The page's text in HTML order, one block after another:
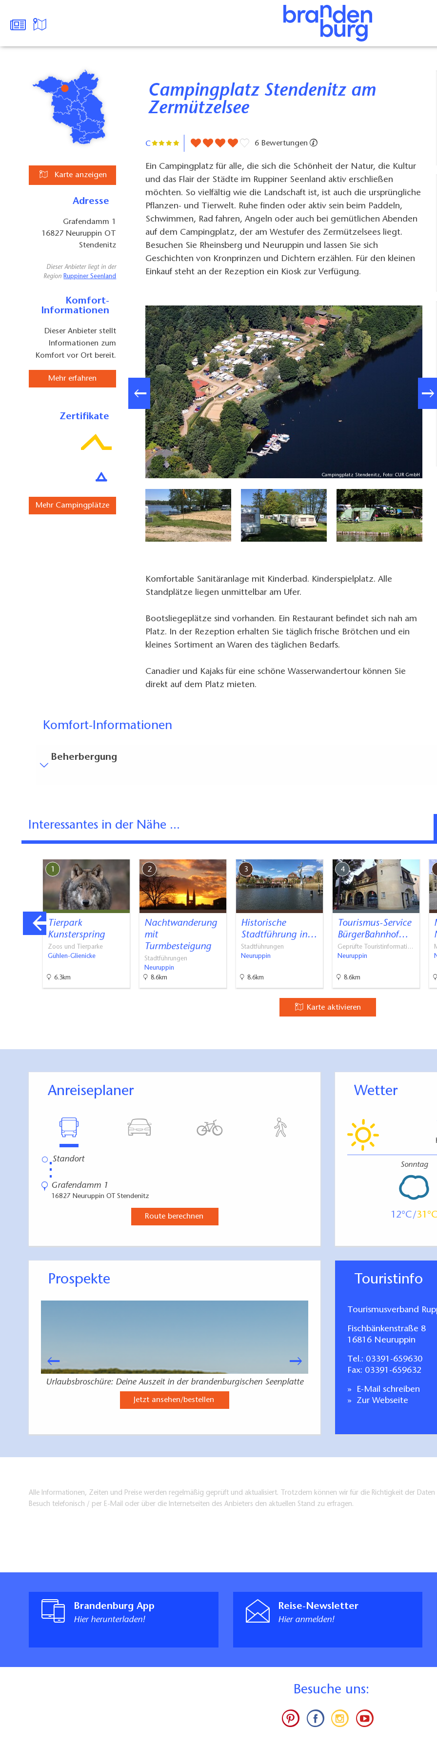
Karte anzeigen
Adresse
Grafendamm 1
16827 Neuruppin OT
Stendenitz
Dieser Anbieter liegt in der
Region Ruppiner Seenland
Komfort-
Informationen
Dieser Anbieter stellt
Informationen zum
Komfort vor Ort bereit.
Mehr erfahren
Zertifikate
Mehr Campingplätze
Campingplatz Stendenitz am
Zermützelsee
C 6 Bewertungen
Ein Campingplatz für alle, die sich die Schönheit der Natur, die Kultur
und das Flair der Städte im Ruppiner Seenland aktiv erschließen
möchten. So vielfältig wie die Landschaft ist, ist auch die ursprüngliche
Pflanzen- und Tierwelt. Ruhe finden oder aktiv sein beim Paddeln,
Schwimmen, Rad fahren, Angeln oder auch bei gemütlichen Abenden
auf dem Campingplatz, der am Westufer des Zermützelsees liegt.
Besuchen Sie Rheinsberg und Neuruppin und lassen Sie sich
Geschichten von Kronprinzen und Dichtern erzählen. Für den kleinen
Einkauf steht an der Rezeption ein Kiosk zur Verfügung.
Foto: CUR Camping GmbH, Lizenz: CUR Camping GmbH
Campingplatz Stendenitz, Foto: CUR GmbH
Komfortable Sanitäranlage mit Kinderbad. Kinderspielplatz. Alle
Standplätze liegen unmittelbar am Ufer.
Bootsliegeplätze sind vorhanden. Ein Restaurant befindet sich nah am
Platz. In der Rezeption erhalten Sie täglich frische Brötchen und ein
kleines Sortiment an Waren des täglichen Bedarfs.
Canadier und Kajaks für eine schöne Wasserwandertour können Sie
direkt auf dem Platz mieten.
Komfort-Informationen
Beherbergung
Badausstattung
Bodengleiche Dusche vorhanden
Interessantes in der Nähe ...
1
Tierpark
Kunsterspring
Zoos und Tierparke
Gühlen-Glienicke
6.3km
2
Nachtwanderung
mit
Turmbesteigung
Stadtführungen
Neuruppin
8.6km
3
Historische
Stadtführung in…
Stadtführungen
Neuruppin
8.6km
4
Tourismus-Service
BürgerBahnhof…
Geprüfte Touristinformati…
Neuruppin
8.6km
Karte aktivieren
Anreiseplaner
⋮
Grafendamm 1
16827 Neuruppin OT Stendenitz
Route berechnen
Wetter
Sonntag
12 31
Prospekte
Urlaubsbroschüre: Deine Auszeit in der brandenburgischen Seenplatte
Jetzt ansehen/bestellen
Touristinfo
Tourismusverband
Fischbänkenstraße 8
16816 Neuruppin
Tel.: 03391-659630
Fax: 03391-659632
E-Mail schreiben
Zur Webseite
Alle Informationen, Zeiten und Preise werden regelmäßig geprüft und aktualisiert. Trotzdem können wir für die Richtigkeit der
Besuch telefonisch / per E-Mail oder über die Internetseiten des Anbieters den aktuellen Stand zu erfragen.
Brandenburg App
Hier herunterladen!
Reise-Newsletter
Hier anmelden!
Besuche uns: